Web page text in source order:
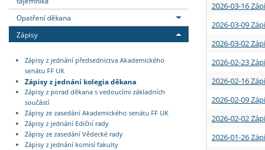
Opatření děkana
Zápisy
Zápisy z jednání předsednictva Akademického
senátu FF UK
Zápisy z jednání kolegia děkana
Zápisy z porad děkana s vedoucími základních
součástí
Zápisy ze zasedání Akademického senátu FF UK
Zápisy z jednání Ediční rady
Zápisy ze zasedání Vědecké rady
Zápisy z jednání komisí fakulty
2026-03-16
2026-03-09
2026-03-02
2026-02-23
2026-02-16
2026-02-09
2026-02-02
2026-01-26